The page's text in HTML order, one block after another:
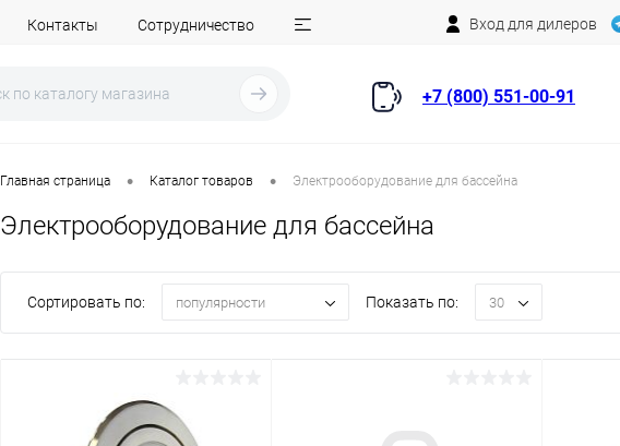
Контакты Сотрудничество Вход для дилеров
+7 (800) 551-00-91
Главная страница • Каталог товаров • Электрооборудование для бассейна
Электрооборудование для бассейна
Сортировать по: популярности Показать по: 30